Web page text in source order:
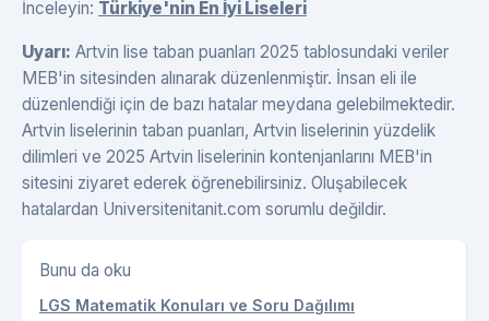
İnceleyin: Türkiye'nin En İyi Liseleri
Uyarı: Artvin lise taban puanları 2025 tablosundaki veriler
MEB'in sitesinden alınarak düzenlenmiştir. İnsan eli ile
düzenlendiği için de bazı hatalar meydana gelebilmektedir.
Artvin liselerinin taban puanları, Artvin liselerinin yüzdelik
dilimleri ve 2025 Artvin liselerinin kontenjanlarını MEB'in
sitesini ziyaret ederek öğrenebilirsiniz. Oluşabilecek
hatalardan Universitenitanit.com sorumlu değildir.
Bunu da oku
LGS Matematik Konuları ve Soru Dağılımı